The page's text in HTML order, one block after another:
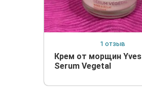
1 отзыв
Крем от морщин Yves
Serum Vegetal